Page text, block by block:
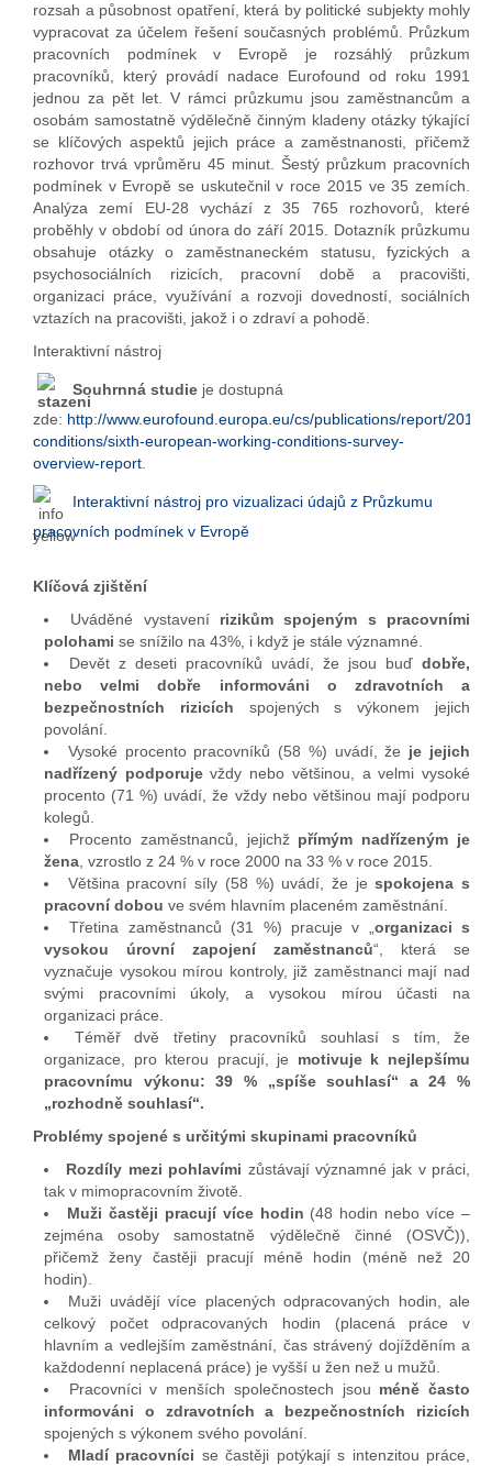
rozsah a působnost opatření, která by politické subjekty mohly
vypracovat za účelem řešení současných problémů. Průzkum
pracovních podmínek v Evropě je rozsáhlý průzkum
pracovníků, který provádí nadace Eurofound od roku 1991
jednou za pět let. V rámci průzkumu jsou zaměstnancům a
osobám samostatně výdělečně činným kladeny otázky týkající
se klíčových aspektů jejich práce a zaměstnanosti, přičemž
rozhovor trvá vprůměru 45 minut. Šestý průzkum pracovních
podmínek v Evropě se uskutečnil v roce 2015 ve 35 zemích.
Analýza zemí EU-28 vychází z 35 765 rozhovorů, které
proběhly v období od února do září 2015. Dotazník průzkumu
obsahuje otázky o zaměstnaneckém statusu, fyzických a
psychosociálních rizicích, pracovní době a pracovišti,
organizaci práce, využívání a rozvoji dovedností, sociálních
vztazích na pracovišti, jakož i o zdraví a pohodě.
Interaktivní nástroj
Souhrnná studie je dostupná
zde: http://www.eurofound.europa.eu/cs/publications/report/2016/
conditions/sixth-european-working-conditions-survey-
overview-report
Interaktivní nástroj pro vizualizaci údajů z Průzkumu
pracovních podmínek v Evropě
Klíčová zjištění
Uváděné vystavení rizikům spojeným s pracovními
polohami se snížilo na 43%, i když je stále významné.
Devět z deseti pracovníků uvádí, že jsou buď dobře,
nebo velmi dobře informováni o zdravotních a
bezpečnostních rizicích spojených s výkonem jejich
povolání.
Vysoké procento pracovníků (58 %) uvádí, že je jejich
nadřízený podporujevždy nebo většinou, a velmi vysoké
procento (71 %) uvádí, že vždy nebo většinou mají podporu
kolegů.
Procento zaměstnanců, jejichž přímým nadřízeným je
žena , vzrostlo z 24 % v roce 2000 na 33 % v roce 2015.
Většina pracovní síly (58 %) uvádí, že jespokojena s
pracovní dobou ve svém hlavním placeném zaměstnání.
Třetina zaměstnanců (31 %) pracuje v „ organizaci s
vysokou úrovní zapojení zaměstnanců“, která se
vyznačuje vysokou mírou kontroly, již zaměstnanci mají nad
svými pracovními úkoly, a vysokou mírou účasti na
organizaci práce.
Téměř dvě třetiny pracovníků souhlasí s tím, že
organizace, pro kterou pracují, je motivuje k nejlepšímu
pracovnímu výkonu: 39 % „spíše souhlasí“ a 24 %
„rozhodně souhlasí“.
Problémy spojené s určitými skupinami pracovníků
Rozdíly mezi pohlavími zůstávají významné jak v práci,
tak v mimopracovním životě.
Muži častěji pracují více hodin (48 hodin nebo více –
zejména osoby samostatně výdělečně činné (OSVČ)),
přičemž ženy častěji pracují méně hodin (méně než 20
hodin).
Muži uvádějí více placených odpracovaných hodin, ale
celkový počet odpracovaných hodin (placená práce v
hlavním a vedlejším zaměstnání, čas strávený dojížděním a
každodenní neplacená práce) je vyšší u žen než u mužů.
Pracovníci v menších společnostech jsou méně často
informováni o zdravotních a bezpečnostních rizicích
spojených s výkonem svého povolání.
Mladí pracovníci se častěji potýkají s intenzitou práce,